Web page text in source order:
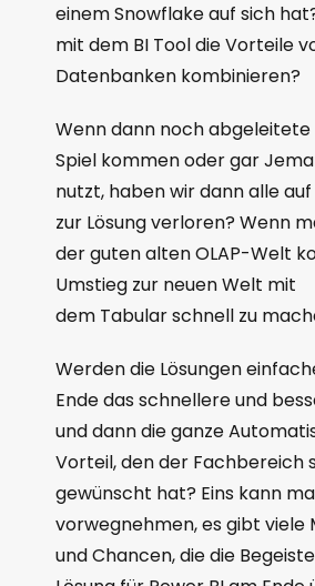
einem Snowflake auf sich
mit dem BI Tool die Vorteile
Datenbanken kombinieren?
Wenn dann noch abgeleitete
Spiel kommen oder gar
nutzt, haben wir dann alle
zur Lösung verloren? Wenn
der guten alten OLAP-Welt
Umstieg zur neuen Welt mit
dem Tabular schnell zu
Werden die Lösungen
Ende das schnellere und
und dann die ganze
Vorteil, den der Fachbereich
gewünscht hat? Eins kann
vorwegnehmen, es gibt viele
und Chancen, die die